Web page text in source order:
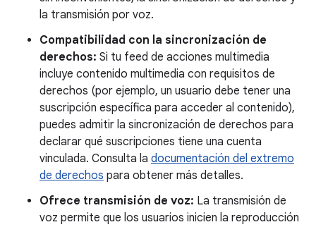
la transmisión por voz.
Compatibilidad con la sincronización de
derechos: Si tu feed de acciones multimedia
incluye contenido multimedia con requisitos de
derechos (por ejemplo, un usuario debe tener una
suscripción específica para acceder al contenido),
puedes admitir la sincronización de derechos para
declarar qué suscripciones tiene una cuenta
vinculada. Consulta la documentación del extremo
de derechos para obtener más detalles.
Ofrece transmisión de voz: La transmisión de
voz permite que los usuarios inicien la reproducción